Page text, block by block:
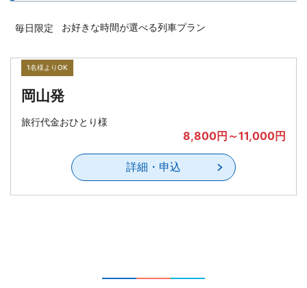
毎日限定 お好きな時間が選べる列車プラン
1名様よりOK
岡山発
旅行代金おひとり様
8,800円～11,000円
詳細・申込